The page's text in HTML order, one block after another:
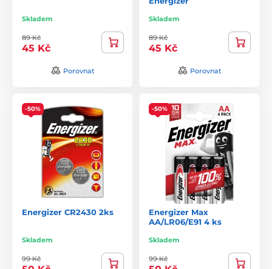
Skladem
89 Kč
45 Kč
Porovnat
Skladem
89 Kč
45 Kč
Porovnat
-50%
Energizer CR2430 2ks
Skladem
99 Kč
-50%
Energizer Max
AA/LR06/E91 4 ks
Skladem
99 Kč